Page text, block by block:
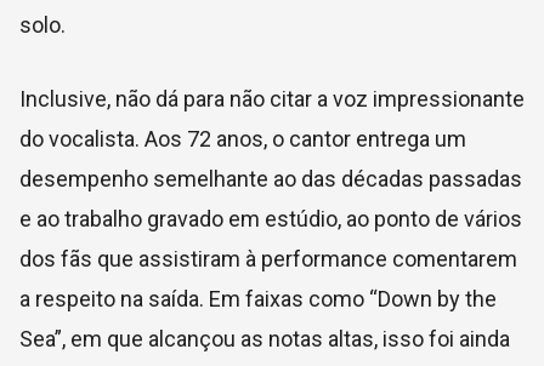
solo.
Inclusive, não dá para não citar a voz impressionante
do vocalista. Aos 72 anos, o cantor entrega um
desempenho semelhante ao das décadas passadas
e ao trabalho gravado em estúdio, ao ponto de vários
dos fãs que assistiram à performance comentarem
a respeito na saída. Em faixas como “Down by the
Sea”, em que alcançou as notas altas, isso foi ainda